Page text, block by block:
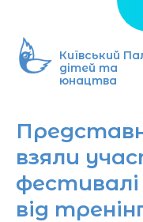
вмісту
Київський
дітей та
юнацтва
взяли
фестивалі
від